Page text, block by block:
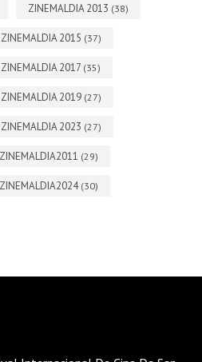
ZINEMALDIA 2013 (38)
ZINEMALDIA 2015 (37)
ZINEMALDIA 2017 (35)
ZINEMALDIA 2019 (27)
ZINEMALDIA 2023 (27)
ZINEMALDIA2011 (29)
ZINEMALDIA2024 (30)